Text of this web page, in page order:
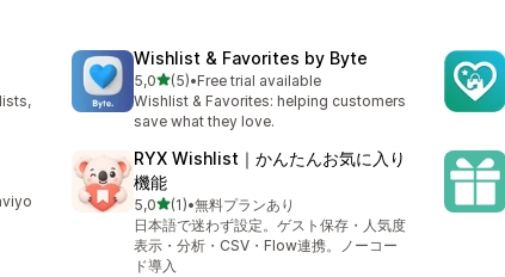
Wishlist & Favorites by Byte
5,05 yıldız üzerinden
(5)
toplam 5 değerlendirme
•Free trial available
Wishlist & Favorites: helping customers
save what they love.
RYX Wishlist｜かんたんお気に入り
機能
5,05 yıldız üzerinden
(1)
toplam 1 değerlendirme
•無料プランあり
日本語で迷わず設定。ゲスト保存・人気度
表示・分析・CSV・Flow連携。ノーコー
ド導入